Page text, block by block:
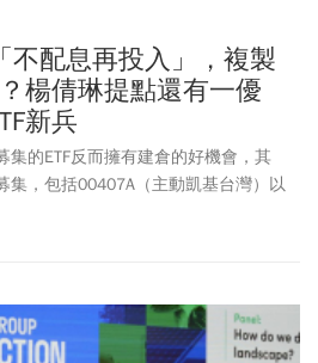
不配息再投入」，複製
楊倩琳提點還有一優
新兵
集的ETF反而擁有建倉的好機會，其
集，包括00407A（主動凱基台灣）以
）。凱基投信過往推出的凱基台灣
滾、一路長大。主動選股追求資本利
金中滾動， 兩種力量疊加之下，有機